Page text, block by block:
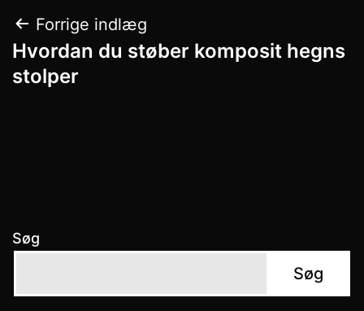
Indlægsnavigation
Forrige indlæg
Hvordan du støber komposit hegns
stolper
Søg
Søg